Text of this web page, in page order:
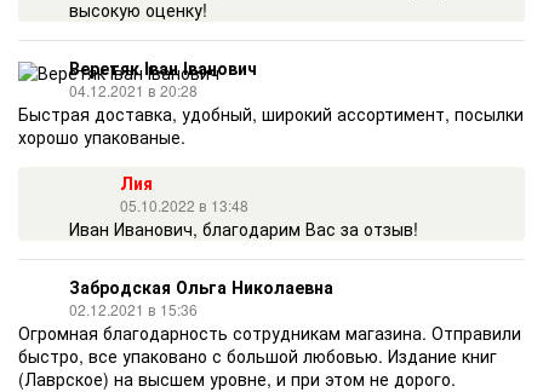
высокую оценку!
Веретяк Іван Іванович
04.12.2021 в 20:28
Быстрая доставка, удобный, широкий ассортимент, посылки
хорошо упакованые.
Лия
05.10.2022 в 13:48
Иван Иванович, благодарим Вас за отзыв!
Забродская Ольга Николаевна
02.12.2021 в 15:36
Огромная благодарность сотрудникам магазина. Отправили
быстро, все упаковано с большой любовью. Издание книг
(Лаврское) на высшем уровне, и при этом не дорого.